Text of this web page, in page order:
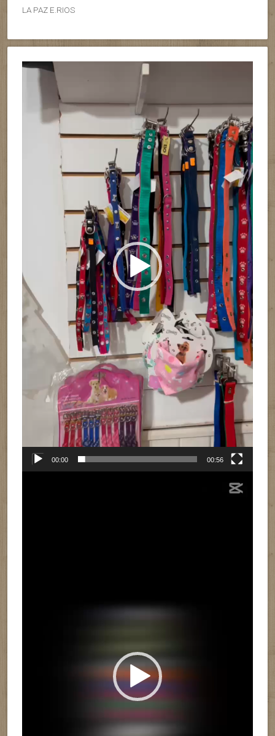
LA PAZ E.RIOS
Reproductor
00:00 00:56